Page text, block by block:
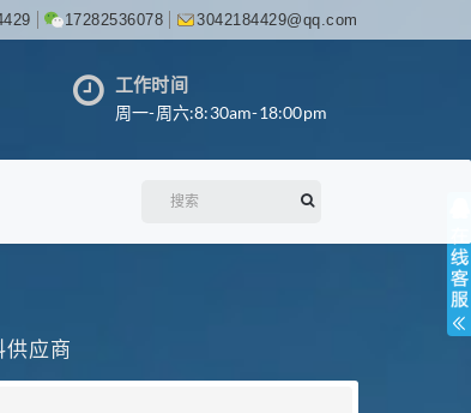
17282536078 3042184429@qq.com
工作时间
周一-周六:8:30am-18:00pm
应商